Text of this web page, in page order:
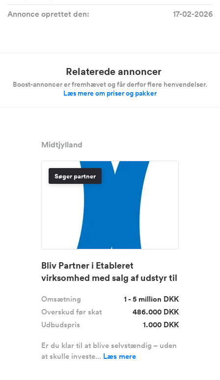
Annonce oprettet den:
17-02-2026
Relaterede annoncer
Boost-annoncer er fremhævet og får derfor flere henvendelser.
Læs mere om priser og pakker
Midtjylland
Søger partner
Bliv Partner i Etableret
virksomhed med salg af udstyr til
Omsætning
1 - 5 million DKK
Overskud før skat
486.000 DKK
Udbudspris
1.000 DKK
Er du klar til at blive selvstændig – uden
at skulle investe... Læs mere